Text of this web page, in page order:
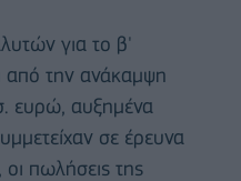
για το β'
από την ανάκαμψη
ευρώ, αυξημένα
σε έρευνα
πωλήσεις της